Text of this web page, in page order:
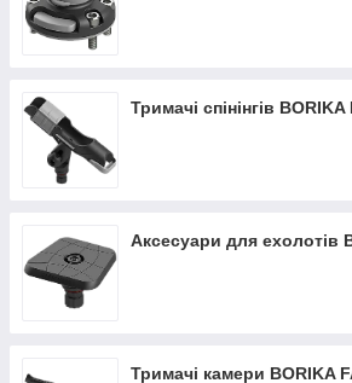
Тримачі спінінгів BORIKA
Аксесуари для ехолотів
Тримачі камери BORIKA